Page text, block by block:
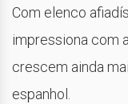
Com elenco
impressiona com
crescem ainda
espanhol.